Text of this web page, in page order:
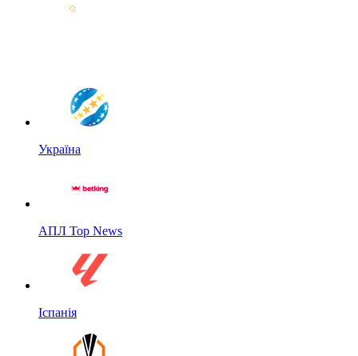
Україна
АПЛ Top News
Іспанія